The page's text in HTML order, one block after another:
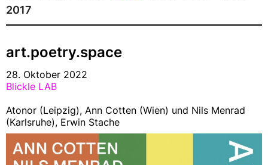
2017
art.poetry.space
28. Oktober 2022
Blickle LAB
Atonor (Leipzig), Ann Cotten (Wien) und Nils Menrad
(Karlsruhe), Erwin Stache